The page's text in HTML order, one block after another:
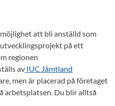
att bli anställd som
på ett
regionen
av IUC Jämtland
men är placerad på företaget
arbetsplatsen. Du blir alltså